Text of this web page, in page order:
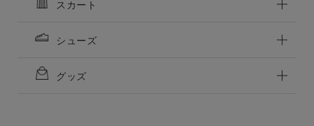
スカート
シューズ
グッズ